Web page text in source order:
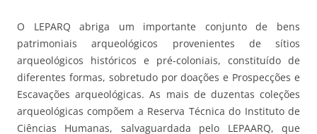
O LEPARQ abriga um importante conjunto de bens
patrimoniais arqueológicos provenientes de sítios
arqueológicos históricos e pré-coloniais, constituído de
diferentes formas, sobretudo por doações e Prospecções e
Escavações arqueológicas. As mais de duzentas coleções
arqueológicas compõem a Reserva Técnica do Instituto de
Ciências Humanas, salvaguardada pelo LEPAARQ, que